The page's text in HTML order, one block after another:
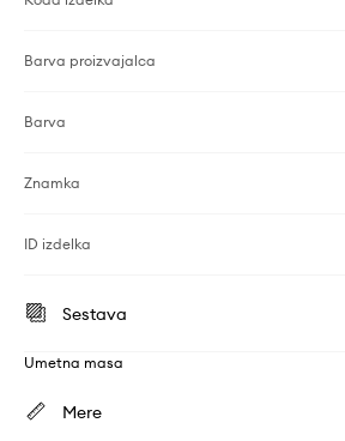
Barva proizvajalca
Barva
Znamka
ID izdelka
Sestava
Umetna masa
Mere